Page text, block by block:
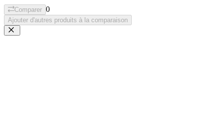
Comparer 0
Ajouter d'autres produits à la comparaison